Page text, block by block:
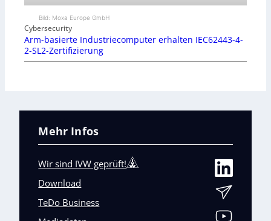
Bild: Moxa Europe GmbH
Cybersecurity
Arm-basierte Industriecomputer erhalten IEC62443-4-
2-SL2-Zertifizierung
Mehr Infos
Wir sind IVW geprüft!
Download
TeDo Business